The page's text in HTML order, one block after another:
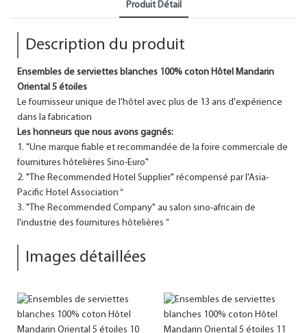
Produit Détail
Description du produit
Ensembles de serviettes blanches 100% coton Hôtel Mandarin
Oriental 5 étoiles
Le fournisseur unique de l'hôtel avec plus de 13 ans d'expérience
dans la fabrication
Les honneurs que nous avons gagnés:
1. "Une marque fiable et recommandée de la foire commerciale de
fournitures hôtelières Sino-Euro"
2. "The Recommended Hotel Supplier" récompensé par l'Asia-
Pacific Hotel Association “
3. "The Recommended Company" au salon sino-africain de
l'industrie des fournitures hôtelières ”
Images détaillées